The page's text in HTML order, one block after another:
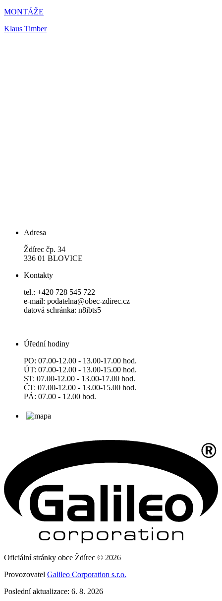
MONTÁŽE
Klaus Timber
Adresa
Ždírec čp. 34
336 01 BLOVICE
Kontakty
tel.: +420 728 545 722
e-mail: podatelna@obec-zdirec.cz
datová schránka: n8ibts5
Úřední hodiny
PO: 07.00-12.00 - 13.00-17.00 hod.
ÚT: 07.00-12.00 - 13.00-15.00 hod.
ST: 07.00-12.00 - 13.00-17.00 hod.
ČT: 07.00-12.00 - 13.00-15.00 hod.
PÁ: 07.00 - 12.00 hod.
Oficiální stránky obce Ždírec © 2026
Provozovatel Galileo Corporation s.r.o.
Poslední aktualizace: 6. 8. 2026